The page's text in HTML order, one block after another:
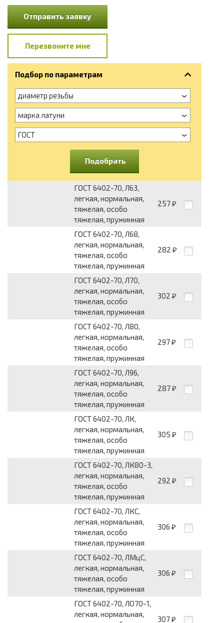
Отправить заявку
Перезвоните мне
Подбор по параметрам
диаметр резьбы
марка латуни
ГОСТ
Подобрать
ГОСТ 6402-70, Л63,
легкая, нормальная,
тяжелая, особо
тяжелая, пружинная
257 ₽
ГОСТ 6402-70, Л68,
легкая, нормальная,
тяжелая, особо
тяжелая, пружинная
282 ₽
ГОСТ 6402-70, Л70,
легкая, нормальная,
тяжелая, особо
тяжелая, пружинная
302 ₽
ГОСТ 6402-70, Л80,
легкая, нормальная,
тяжелая, особо
тяжелая, пружинная
297 ₽
ГОСТ 6402-70, Л96,
легкая, нормальная,
тяжелая, особо
тяжелая, пружинная
287 ₽
ГОСТ 6402-70, ЛК,
легкая, нормальная,
тяжелая, особо
тяжелая, пружинная
305 ₽
ГОСТ 6402-70, ЛК80-3,
легкая, нормальная,
тяжелая, особо
тяжелая, пружинная
292 ₽
ГОСТ 6402-70, ЛКС,
легкая, нормальная,
тяжелая, особо
тяжелая, пружинная
306 ₽
ГОСТ 6402-70, ЛМцС,
легкая, нормальная,
тяжелая, особо
тяжелая, пружинная
306 ₽
ГОСТ 6402-70, ЛО70-1,
легкая, нормальная,
307 ₽